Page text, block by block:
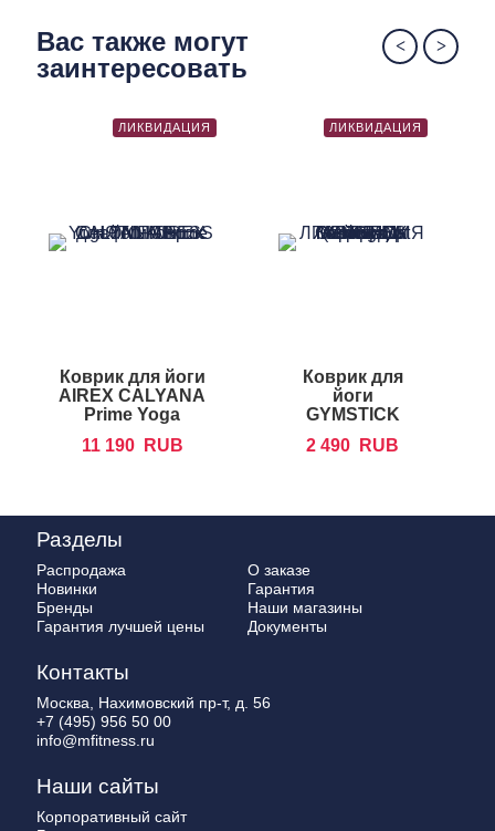
Вас также могут
заинтересовать
ЛИКВИДАЦИЯ
Коврик для йоги
AIREX CALYANA
Prime Yoga
11 190
RUB
ЛИКВИДАЦИЯ
Коврик для
йоги
GYMSTICK
Cork
2 490 RUB
Разделы
Распродажа
Новинки
Бренды
Гарантия лучшей цены
О заказе
Гарантия
Наши магазины
Документы
Контакты
Москва, Нахимовский пр-т, д. 56
+7 (495) 956 50 00
info@mfitness.ru
Наши сайты
Корпоративный сайт